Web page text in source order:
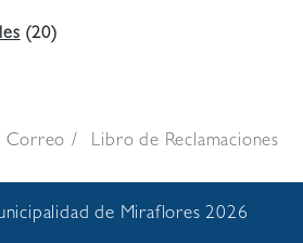
(20)
Correo Libro de Reclamaciones
de Miraflores 2026